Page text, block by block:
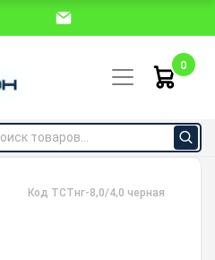
0
Код TCTнг-8,0/4,0 черная